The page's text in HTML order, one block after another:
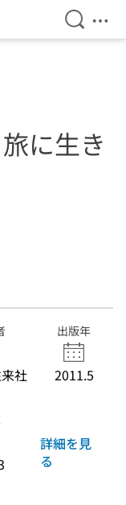
検索を
メ
に生き
社
出版年
2011.5
詳細を見
る